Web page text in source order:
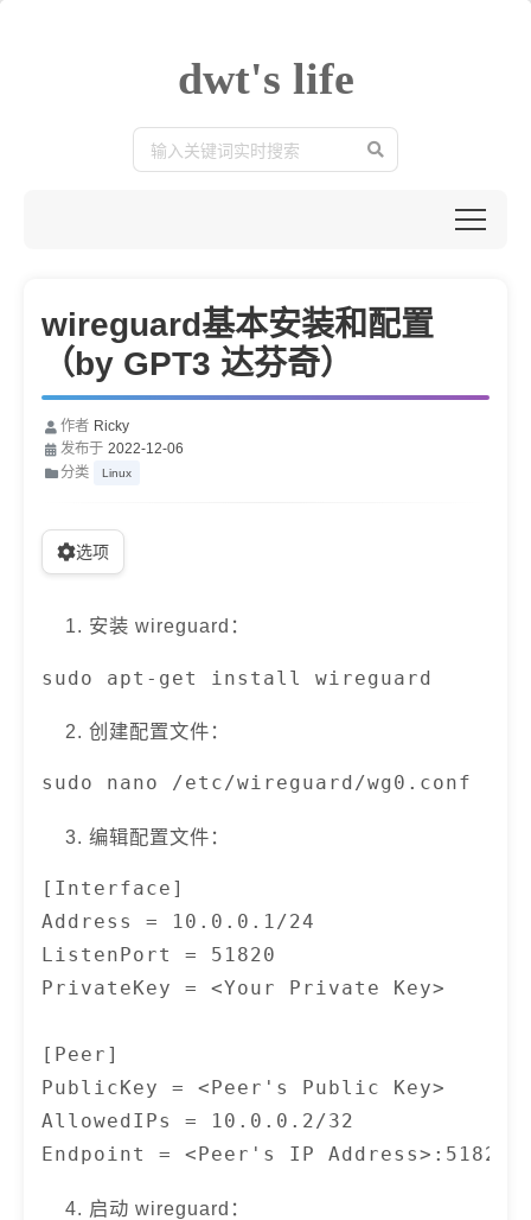
dwt's life
wireguard基本安装和配置
（by GPT3 达芬奇）
作者 Ricky
发布于 2022-12-06
分类
Linux
选项
安装 wireguard：
sudo apt-get install wireguard
创建配置文件：
sudo nano /etc/wireguard/wg0.conf
编辑配置文件：
[Interface]
Address = 10.0.0.1/24
ListenPort = 51820
PrivateKey = <Your Private Key>
[Peer]
PublicKey = <Peer's Public Key>
AllowedIPs = 10.0.0.2/32
Endpoint = <Peer's IP Address>:51820
启动 wireguard：